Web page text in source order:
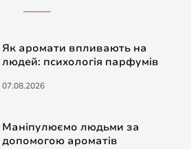
Як аромати впливають на
людей: психологія парфумів
07.08.2026
Маніпулюємо людьми за
допомогою ароматів